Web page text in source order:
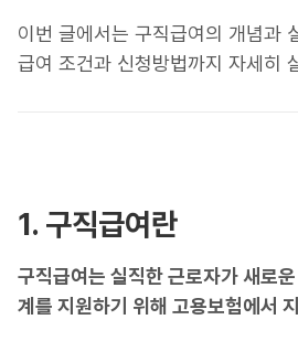
이번 글에서는 구직급여의 개념과
급여 조건과 신청방법까지 자세히
1. 구직급여란
구직급여는 실직한 근로자가 새로
계를 지원하기 위해 고용보험에서